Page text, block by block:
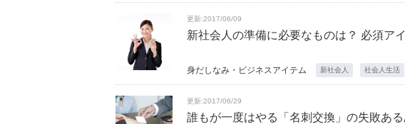
更新:2017/06/09
新社会人の準備に必要なものは？ 必須ア
身だしなみ・ビジネスアイテム 新社会人 社会人生活
更新:2017/06/29
誰もが一度はやる「名刺交換」の失敗あ